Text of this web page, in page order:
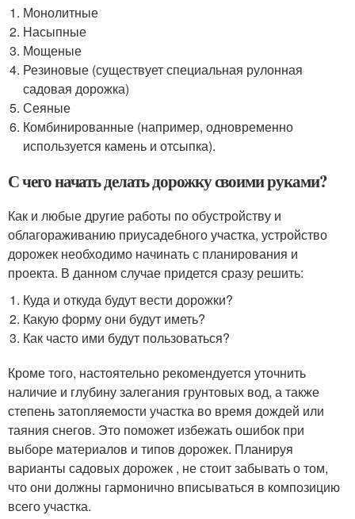
Монолитные
Насыпные
Мощеные
Резиновые (существует специальная рулонная
садовая дорожка)
Сеяные
Комбинированные (например, одновременно
используется камень и отсыпка).
С чего начать делать дорожку своими руками?
Как и любые другие работы по обустройству и
облагораживанию приусадебного участка, устройство
дорожек необходимо начинать с планирования и
проекта. В данном случае придется сразу решить:
Куда и откуда будут вести дорожки?
Какую форму они будут иметь?
Как часто ими будут пользоваться?
Кроме того, настоятельно рекомендуется уточнить
наличие и глубину залегания грунтовых вод, а также
степень затопляемости участка во время дождей или
таяния снегов. Это поможет избежать ошибок при
выборе материалов и типов дорожек. Планируя
варианты садовых дорожек , не стоит забывать о том,
что они должны гармонично вписываться в композицию
всего участка.